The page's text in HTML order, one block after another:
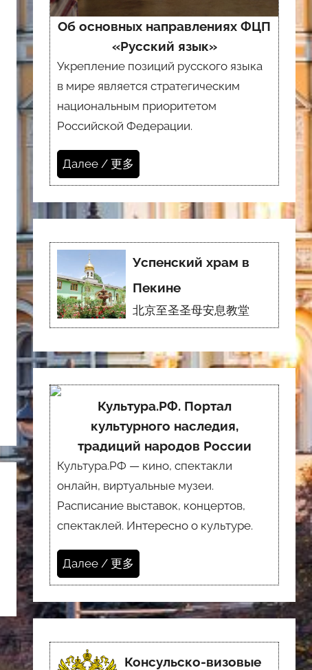
Об основных направлениях ФЦП
«Русский язык»
Укрепление позиций русского языка
в мире является стратегическим
национальным приоритетом
Российской Федерации.
Далее / 更多
Успенский храм в
Пекине
北京至圣圣母安息教堂
Культура.РФ. Портал
культурного наследия,
традиций народов России
Культура.РФ — кино, спектакли
онлайн, виртуальные музеи.
Расписание выставок, концертов,
спектаклей. Интересно о культуре.
Далее / 更多
Консульско-визовые